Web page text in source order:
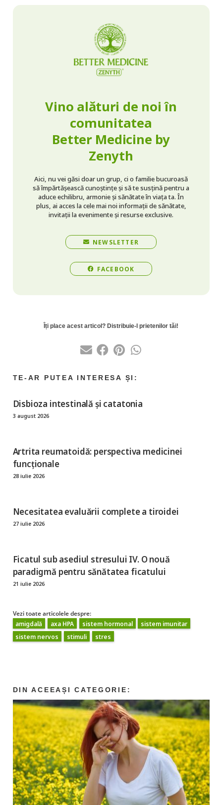
Disbioza intestinală și catatonia
3 august 2026
Artrita reumatoidă: perspectiva medicinei
funcționale
28 iulie 2026
Necesitatea evaluării complete a tiroidei
27 iulie 2026
Ficatul sub asediul stresului IV. O nouă
paradigmă pentru sănătatea ficatului
21 iulie 2026
Vezi toate articolele despre:
amigdală
axa HPA sistem hormonal
sistem imunitar
sistem nervos
stimuli stres
Vino alături de noi în
comunitatea
Better Medicine by
Zenyth
Aici, nu vei găsi doar un grup, ci o familie bucuroasă
să împărtășească cunoștințe și să te susțină pentru a
aduce echilibru, armonie și sănătate în viața ta. În
plus, ai acces la cele mai noi informații de sănătate,
invitații la evenimente și resurse exclusive.
NEWSLETTER
FACEBOOK